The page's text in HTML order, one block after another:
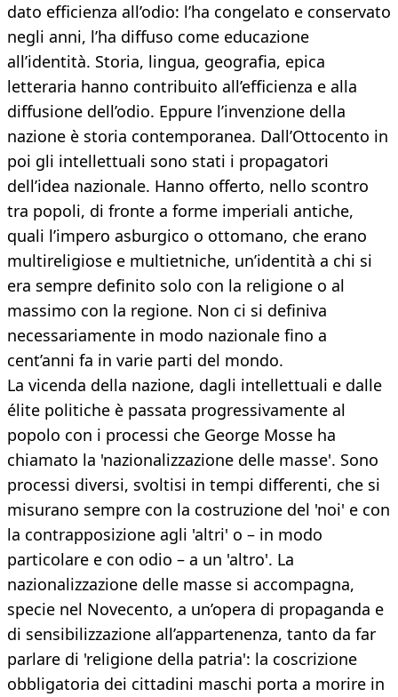
dato efficienza all’odio: l’ha congelato e conservato
negli anni, l’ha diffuso come educazione
all’identità. Storia, lingua, geografia, epica
letteraria hanno contribuito all’efficienza e alla
diffusione dell’odio. Eppure l’invenzione della
nazione è storia contemporanea. Dall’Ottocento in
poi gli intellettuali sono stati i propagatori
dell’idea nazionale. Hanno offerto, nello scontro
tra popoli, di fronte a forme imperiali antiche,
quali l’impero asburgico o ottomano, che erano
multireligiose e multietniche, un’identità a chi si
era sempre definito solo con la religione o al
massimo con la regione. Non ci si definiva
necessariamente in modo nazionale fino a
cent’anni fa in varie parti del mondo.
La vicenda della nazione, dagli intellettuali e dalle
élite politiche è passata progressivamente al
popolo con i processi che George Mosse ha
chiamato la 'nazionalizzazione delle masse'. Sono
processi diversi, svoltisi in tempi differenti, che si
misurano sempre con la costruzione del 'noi' e con
la contrapposizione agli 'altri' o – in modo
particolare e con odio – a un 'altro'. La
nazionalizzazione delle masse si accompagna,
specie nel Novecento, a un’opera di propaganda e
di sensibilizzazione all’appartenenza, tanto da far
parlare di 'religione della patria': la coscrizione
obbligatoria dei cittadini maschi porta a morire in